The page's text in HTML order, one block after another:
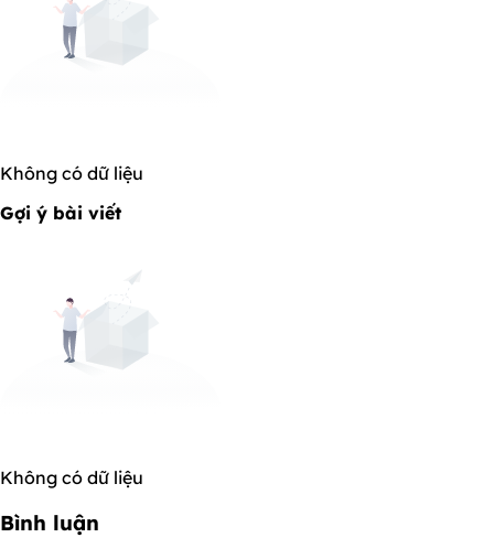
Không có dữ liệu
Gợi ý bài viết
Không có dữ liệu
Bình luận